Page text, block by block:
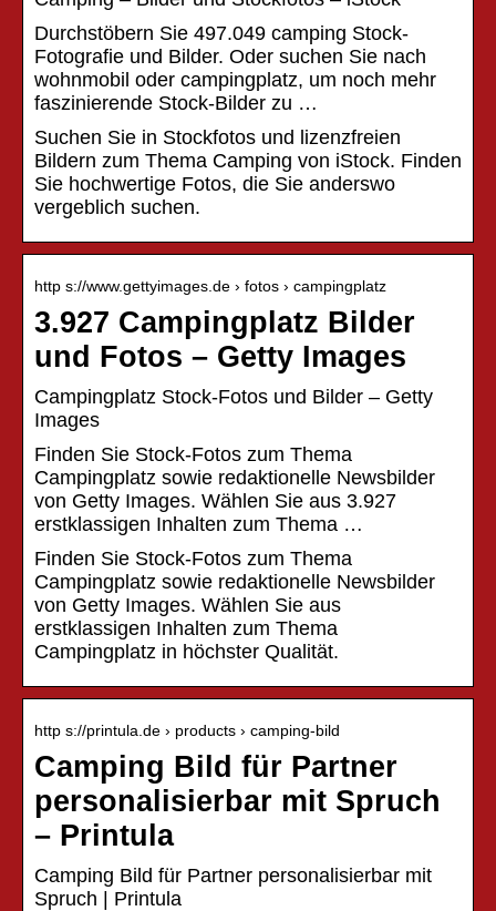
Durchstöbern Sie 497.049 camping Stock-
Fotografie und Bilder. Oder suchen Sie nach
wohnmobil oder campingplatz, um noch mehr
faszinierende Stock-Bilder zu …
Suchen Sie in Stockfotos und lizenzfreien
Bildern zum Thema Camping von iStock. Finden
Sie hochwertige Fotos, die Sie anderswo
vergeblich suchen.
http s://www.gettyimages.de › fotos › campingplatz
3.927 Campingplatz Bilder
und Fotos – Getty Images
Campingplatz Stock-Fotos und Bilder – Getty
Images
Finden Sie Stock-Fotos zum Thema
Campingplatz sowie redaktionelle Newsbilder
von Getty Images. Wählen Sie aus 3.927
erstklassigen Inhalten zum Thema …
Finden Sie Stock-Fotos zum Thema
Campingplatz sowie redaktionelle Newsbilder
von Getty Images. Wählen Sie aus
erstklassigen Inhalten zum Thema
Campingplatz in höchster Qualität.
http s://printula.de › products › camping-bild
Camping Bild für Partner
personalisierbar mit Spruch
– Printula
Camping Bild für Partner personalisierbar mit
Spruch | Printula